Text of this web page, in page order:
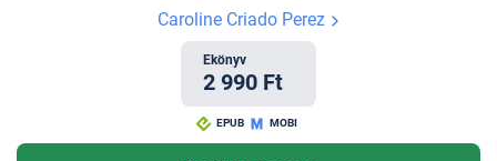
Caroline Criado Perez
Ekönyv
2 990 Ft
EPUB MOBI